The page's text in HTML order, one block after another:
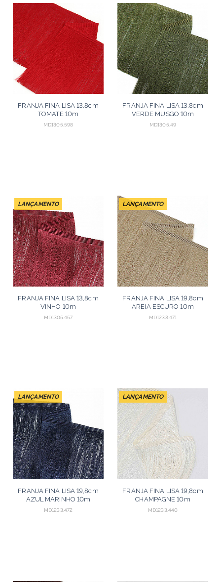
FRANJA FINA LISA 13,8cm
TOMATE 10m
MD1305.598
FRANJA FINA LISA 13,8cm
VERDE MUSGO 10m
MD1305.49
LANÇAMENTO
FRANJA FINA LISA 13,8cm
VINHO 10m
MD1305.457
LANÇAMENTO
FRANJA FINA LISA 19,8cm
AREIA ESCURO 10m
MD1233.471
LANÇAMENTO
FRANJA FINA LISA 19,8cm
AZUL MARINHO 10m
MD1233.472
LANÇAMENTO
FRANJA FINA LISA 19,8cm
CHAMPAGNE 10m
MD1233.440